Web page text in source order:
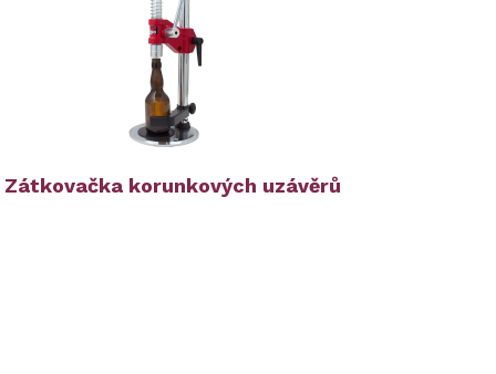
Zátkovačka korunkových uzávěrů